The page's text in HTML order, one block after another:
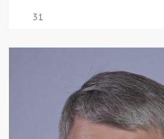
31